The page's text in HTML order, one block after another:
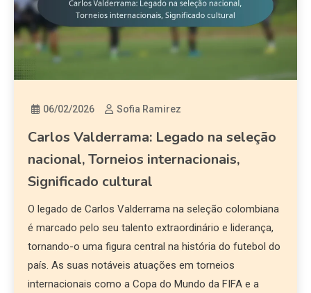
06/02/2026 Sofia Ramirez
Carlos Valderrama: Legado na seleção
nacional, Torneios internacionais,
Significado cultural
O legado de Carlos Valderrama na seleção colombiana
é marcado pelo seu talento extraordinário e liderança,
tornando-o uma figura central na história do futebol do
país. As suas notáveis atuações em torneios
internacionais como a Copa do Mundo da FIFA e a